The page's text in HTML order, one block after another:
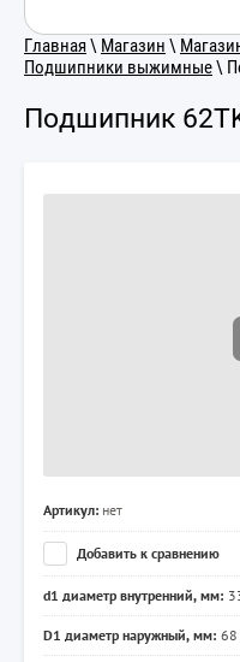
Главная\ Магазин \
Подшипники выжимные\
Подшипник
Артикул: нет
Добавить к сравнению
d1 диаметр внутренний, мм:
D1 диаметр наружный, мм: 68